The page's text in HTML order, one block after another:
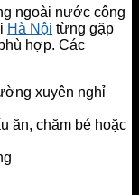
ngoài nước công
Hà Nội từng gặp
hợp. Các
xuyên nghỉ
ăn, chăm bé hoặc